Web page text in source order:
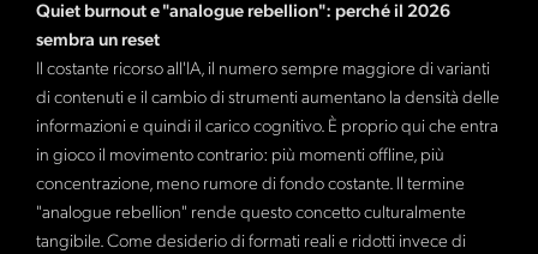
Quiet burnout e "analogue rebellion": perché il 2026
sembra un reset
Il costante ricorso all'IA, il numero sempre maggiore di varianti
di contenuti e il cambio di strumenti aumentano la densità delle
informazioni e quindi il carico cognitivo. È proprio qui che entra
in gioco il movimento contrario: più momenti offline, più
concentrazione, meno rumore di fondo costante. Il termine
"analogue rebellion" rende questo concetto culturalmente
tangibile. Come desiderio di formati reali e ridotti invece di